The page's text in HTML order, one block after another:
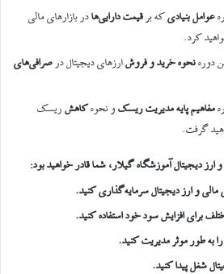
عوامل بنیادیکه بر قیمت دارایی‌هادر بازارهای مالی
کرد.
دورهنحوه خرید و فروشارزهای دیجیتال در صرافی‌های
مفاهیم پایه مدیریت ریسک و نحوهکاهش ریسک
گرفت.
ارز دیجیتال آموزشگاه گیلار، شما قادر خواهید بود:
مالی و ارز دیجیتال سرمایه‌گذاری کنید.
برای افزایش سود خود استفاده کنید.
به طور موثر مدیریت کنید.
شغل پیدا کنید.